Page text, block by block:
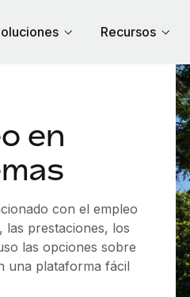
Recursos
en
con el empleo
las prestaciones, los
las opciones sobre
una plataforma fácil